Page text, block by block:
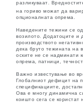
разликуваат.
на гориво можат да
опционалната опрема.
Наведените тежини се
возилото. Додатоците и
производството
дека бруто тежината на
оските не се надминати
опрема, патници,
Важно известување во
Глобалниот дефицит на
спецификациите,
Ова е многу динамична
коишто сега се